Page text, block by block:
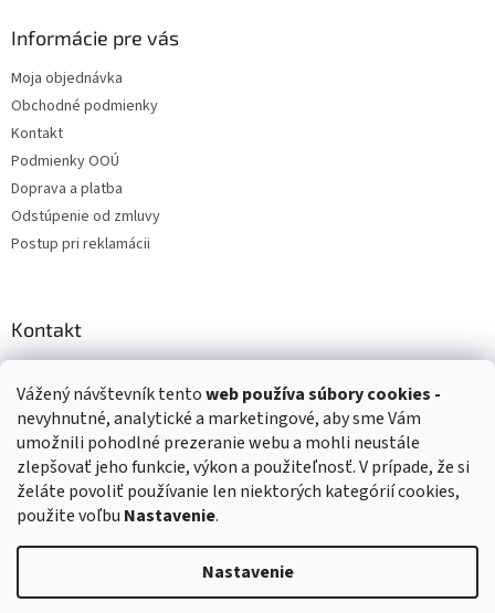
Vážený návštevník tentoweb používasúbory cookies -
nevyhnutné, analytické a marketingové, aby sme Vám
umožnili pohodlné prezeranie webu a mohli neustále
zlepšovať jeho funkcie, výkon a použiteľnosť. V prípade, že si
želáte povoliť používanie len niektorých kategórií cookies,
použite voľbu Nastavenie.
Nastavenie
Informácie pre vás
Moja objednávka
Obchodné podmienky
Kontakt
Podmienky OOÚ
Doprava a platba
Odstúpenie od zmluvy
Postup pri reklamácii
Kontakt
+421 903 144 673
Copyright 2026ZuziHračky.sk. Všetky práva vyhradené.Upraviť